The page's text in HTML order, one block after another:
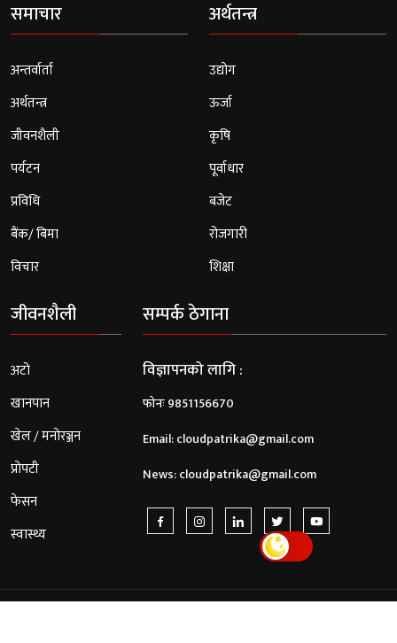
समाचार
अन्तर्वार्ता
अर्थतन्त्र
जीवनशैली
पर्यटन
प्रविधि
बैंक/ बिमा
विचार
अर्थतन्त्र
उद्योग
ऊर्जा
कृषि
पूर्वाधार
बजेट
रोजगारी
शिक्षा
जीवनशैली
अटो
खानपान
खेल / मनोरञ्जन
प्रोपटी
फेसन
स्वास्थ्य
सम्पर्क ठेगाना
विज्ञापनको लागि :
फोनः 9851156670
Email:cloudpatrika@gmail.com
News:cloudpatrika@gmail.com